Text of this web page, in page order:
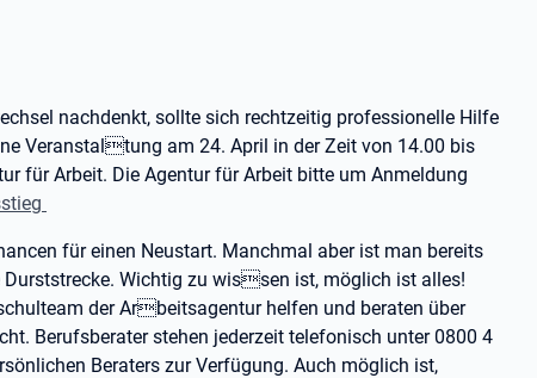
nachdenkt, sollte sich rechtzeitig professionelle Hilfe
Veranstaltung am 24. April in der Zeit von 14.00 bis
für Arbeit. Die Agentur für Arbeit bitte um Anmeldung
für einen Neustart. Manchmal aber ist man bereits
Wichtig zu wissen ist, möglich ist alles!
der Arbeitsagentur helfen und beraten über
Berufsberater stehen jederzeit telefonisch unter 0800 4
Beraters zur Verfügung. Auch möglich ist,